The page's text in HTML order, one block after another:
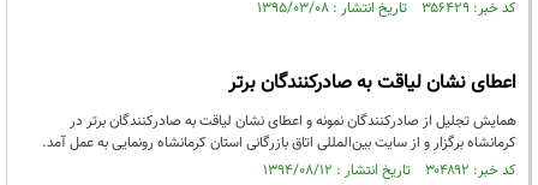
کد خبر: ۳۵۶۴۲۹ تاریخ انتشار : ۱۳۹۵/۰۳/۰۸
اعطای نشان لیاقت به صادرکنندگان برتر
همایش تجلیل از صادرکنندگان نمونه و اعطای نشان لیاقت به صادرکنندگان برتر در
کرمانشاه برگزار و از سایت بین‌المللی اتاق بازرگانی استان کرمانشاه رونمایی به عمل آمد.
کد خبر: ۳۰۴۸۹۲ تاریخ انتشار : ۱۳۹۴/۰۸/۱۲